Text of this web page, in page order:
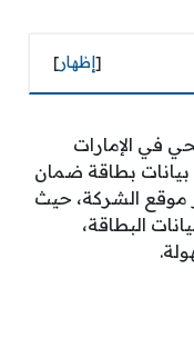
[ إظهار]
في الإمارات
بيانات بطاقة ضمان
موقع الشركة، حيث
البطاقة،